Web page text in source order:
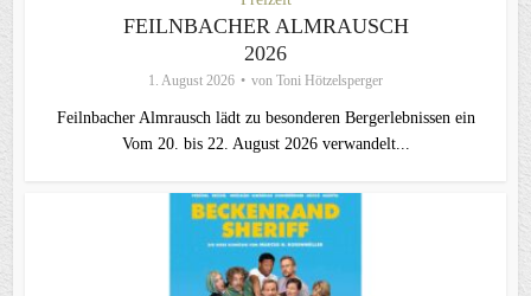
FEILNBACHER ALMRAUSCH
2026
1. August 2026 von Toni Hötzelsperger
Feilnbacher Almrausch lädt zu besonderen Bergerlebnissen ein
Vom 20. bis 22. August 2026 verwandelt...